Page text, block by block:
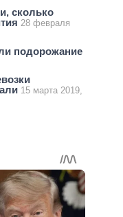
сколько
28 февраля
подорожание
15 марта 2019,